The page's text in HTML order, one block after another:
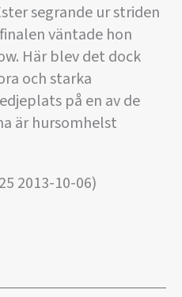
segrande ur striden
väntade hon
Här blev det dock
och starka
på en av de
är hursomhelst
2013-10-06)